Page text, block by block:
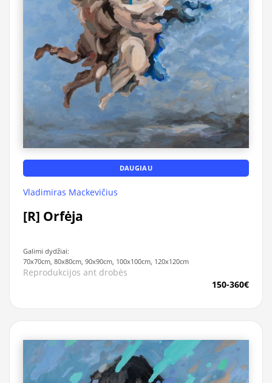
DAUGIAU
Vladimiras Mackevičius
[R] Orfėja
Galimi dydžiai:
70x70cm, 80x80cm, 90x90cm, 100x100cm, 120x120cm
Reprodukcijos ant drobės
150-360€